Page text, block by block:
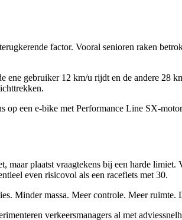
factor. Vooral senioren raken
gebruiker 12 km/u rijdt en de andere 28
een e-bike met Performance Line SX-
maar plaatst vraagtekens bij een harde
even risicovol als een racefiets met 30.
Minder massa. Meer controle. Meer
verkeersmanagers al met